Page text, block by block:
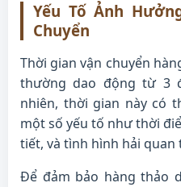
Yếu Tố Ảnh
Chuyển
Thời gian vận chuyển
thường dao động từ 3
nhiên, thời gian này có
một số yếu tố như thời
tiết, và tình hình hải quan
Để đảm bảo hàng thảo